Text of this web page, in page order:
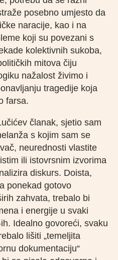
posebno umjesto da
naracije, kao i na
koji su povezani s
kolektivnih sukoba,
mitova čiju
nažalost živimo i
tragedije koja
farsa.
članak, sjetio sam
s kojim sam se
neurednosti vlastite
ili istovrsnim izvorima
diskurs. Doista,
ponekad gotovo
zahvata, trebalo bi
i energije u svaki
Idealno govoreći, svaku
lišiti „temeljita
dokumentaciju“